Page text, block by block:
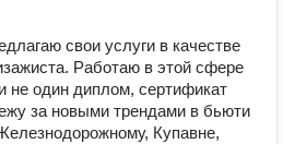
свои услуги в качестве
Работаю в этой сфере
не один диплом, сертификат
за новыми трендами в бьюти
Купавне,